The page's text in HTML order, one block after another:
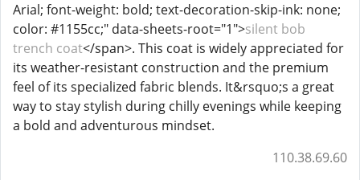
Arial; font-weight: bold; text-decoration-skip-ink: none;
color: #1155cc;" data-sheets-root="1">silent bob
trench coat</span>. This coat is widely appreciated for
its weather-resistant construction and the premium
feel of its specialized fabric blends. It&rsquo;s a great
way to stay stylish during chilly evenings while keeping
a bold and adventurous mindset.
110.38.69.60